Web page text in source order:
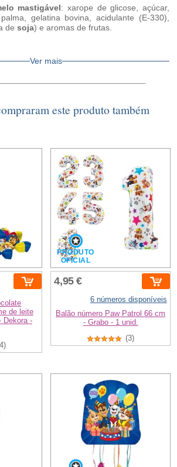
mastigável: xarope de glicose, açúcar,
gelatina bovina, acidulante (E-330),
desoja) e aromas de frutas.
Ver mais
este produto também
de leite
Dekora -
PRODUTO
OFICIAL
4,95 €
6 números disponíveis
Balão número Paw Patrol 66 cm
- Grabo - 1 unid.
(3)